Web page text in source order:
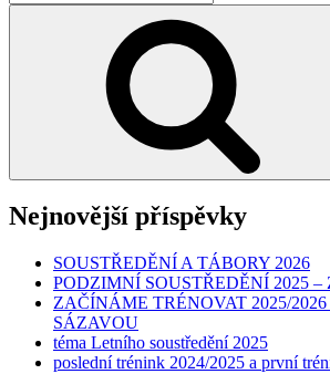
Nejnovější příspěvky
SOUSTŘEDĚNÍ A TÁBORY 2026
PODZIMNÍ SOUSTŘEDĚNÍ 2025
ZAČÍNÁME TRÉNOVAT 2025/
SÁZAVOU
téma Letního soustředění 2025
poslední trénink 2024/2025 a první